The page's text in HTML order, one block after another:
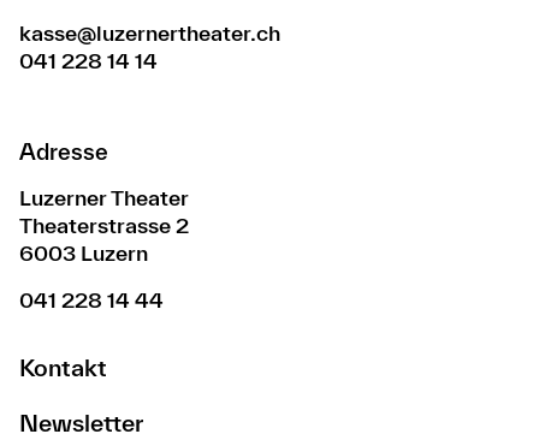
kasse@luzernertheater.ch
041 228 14 14
Adresse
Luzerner Theater
Theaterstrasse 2
6003 Luzern
041 228 14 44
Kontakt
Newsletter